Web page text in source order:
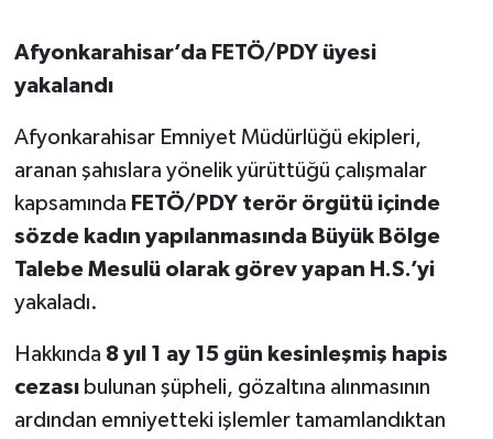
Afyonkarahisar’da FETÖ/PDY üyesi
yakalandı
Afyonkarahisar Emniyet Müdürlüğü ekipleri,
aranan şahıslara yönelik yürüttüğü çalışmalar
kapsamında FETÖ/PDY terör örgütü içinde
sözde kadın yapılanmasında Büyük Bölge
Talebe Mesulü olarak görev yapan H.S.’yi
yakaladı.
Hakkında 8 yıl 1 ay 15 gün kesinleşmiş hapis
cezasıbulunan şüpheli, gözaltına alınmasının
ardından emniyetteki işlemler tamamlandıktan